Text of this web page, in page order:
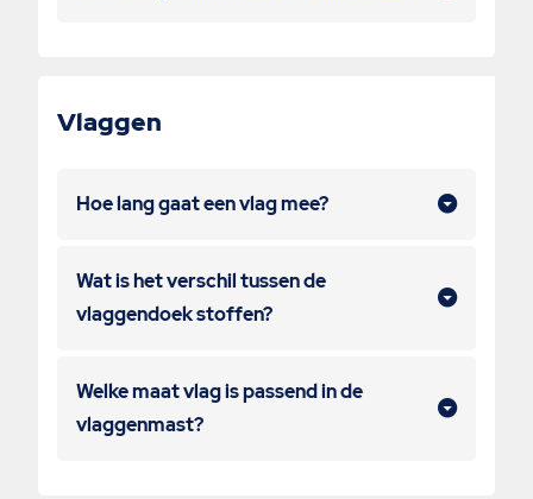
Vlaggen
Hoe lang gaat een vlag mee?
Wat is het verschil tussen de
vlaggendoek stoffen?
Welke maat vlag is passend in de
vlaggenmast?